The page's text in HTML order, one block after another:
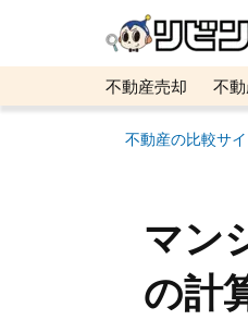
不動産売却 不
メタ住宅展示場
不動産の比較サ
マン
の計